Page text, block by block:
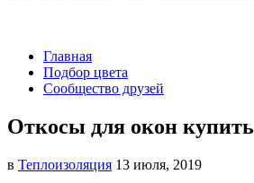
Главная
Подбор цвета
Сообщество друзей
Откосы для окон купить
в Теплоизоляция 13 июля, 2019